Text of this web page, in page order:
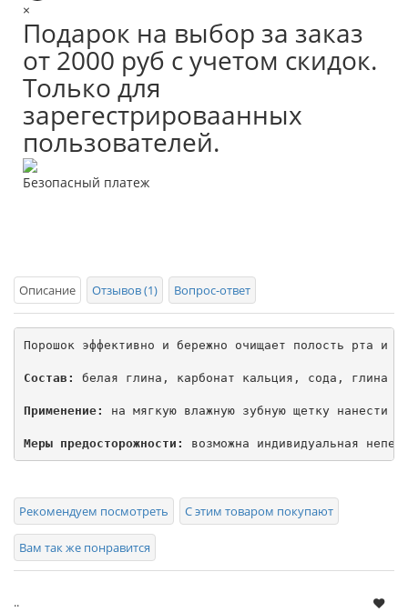
×
Подарок на выбор за заказ
от 2000 руб с учетом скидок.
Только для
зарегестрироваанных
пользователей.
Безопасный платеж
Описание Отзывов (1) Вопрос-ответ
Порошок эффективно и бережно очищает полость рта и
Состав: белая глина, карбонат кальция, сода, глина
Применение: на мягкую влажную зубную щетку нанести
Меры предосторожности:
Рекомендуем посмотреть С этим товаром покупают
Вам так же понравится
..